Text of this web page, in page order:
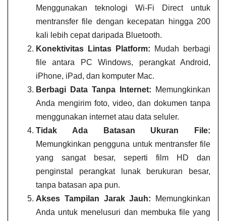
Menggunakan teknologi Wi-Fi Direct untuk
mentransfer file dengan kecepatan hingga 200
kali lebih cepat daripada Bluetooth.
Konektivitas Lintas Platform: Mudah berbagi
file antara PC Windows, perangkat Android,
iPhone, iPad, dan komputer Mac.
Berbagi Data Tanpa Internet: Memungkinkan
Anda mengirim foto, video, dan dokumen tanpa
menggunakan internet atau data seluler.
Tidak Ada Batasan Ukuran File:
Memungkinkan pengguna untuk mentransfer file
yang sangat besar, seperti film HD dan
penginstal perangkat lunak berukuran besar,
tanpa batasan apa pun.
Akses Tampilan Jarak Jauh: Memungkinkan
Anda untuk menelusuri dan membuka file yang